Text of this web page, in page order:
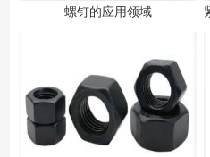
螺钉的应用领域